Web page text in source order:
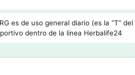
es de uso general diario (es la “T”
dentro de la linea Herbalife24